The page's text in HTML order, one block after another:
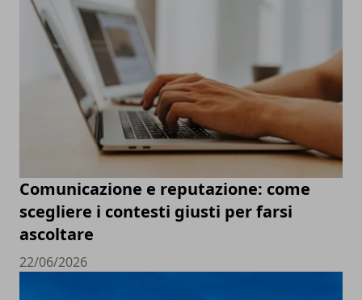
Comunicazione e reputazione: come
scegliere i contesti giusti per farsi
ascoltare
22/06/2026